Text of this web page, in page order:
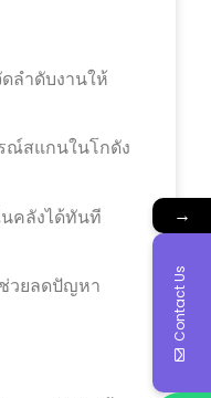
ลำดับงานให้
ณ์สแกนในโกดัง
คลังได้ทันที
วยลดปัญหา
→
Contact Us